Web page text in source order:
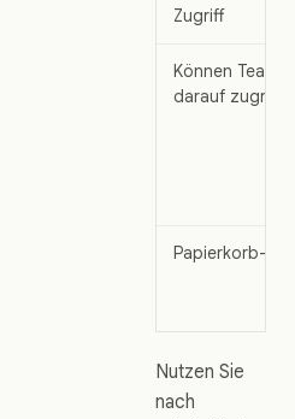
Zugriff
Können
darauf
Papierkorb-/
Nutzen Sie
nach